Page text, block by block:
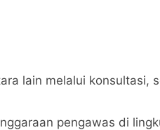
lain melalui konsultasi,
pengawas di